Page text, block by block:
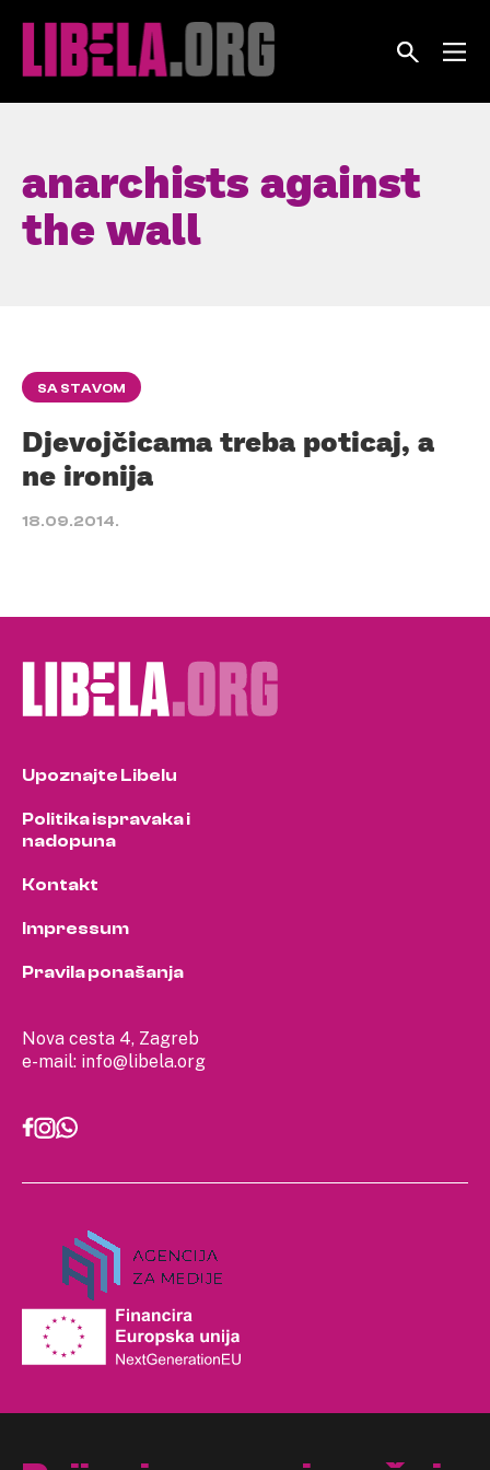
anarchists against
the wall
SA STAVOM
Djevojčicama treba poticaj, a
ne ironija
18.09.2014.
Nova cesta 4, Zagreb
e-mail: info@libela.org
Upoznajte Libelu
Politika ispravaka i
nadopuna
Kontakt
Impressum
Pravila ponašanja